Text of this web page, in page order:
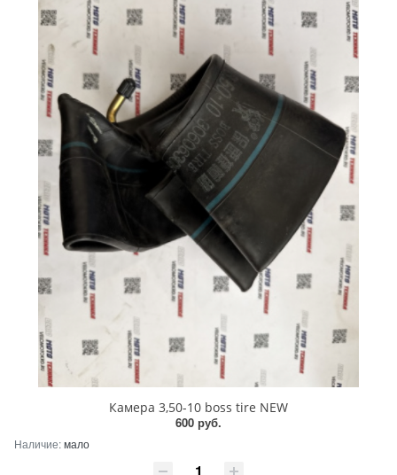
Камера 3,50-10 boss tire NEW
600 руб.
Наличие:мало